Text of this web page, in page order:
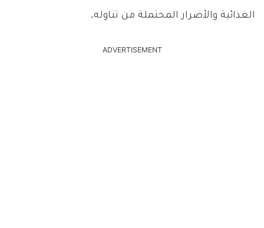
الغذائية والأضرار المحتملة من تناوله.
ADVERTISEMENT